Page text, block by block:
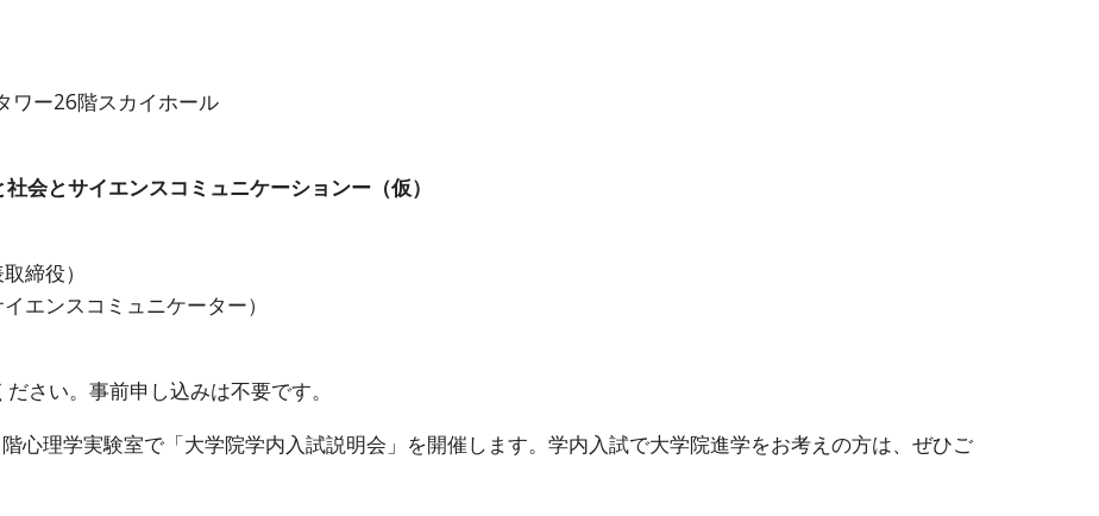
ワー26階スカイホール
とサイエンスコミュニケーションー（仮）
締役）
エンスコミュニケーター）
さい。事前申し込みは不要です。
心理学実験室で「大学院学内入試説明会」を開催します。学内入試で大学院進学をお考えの方は、ぜひご